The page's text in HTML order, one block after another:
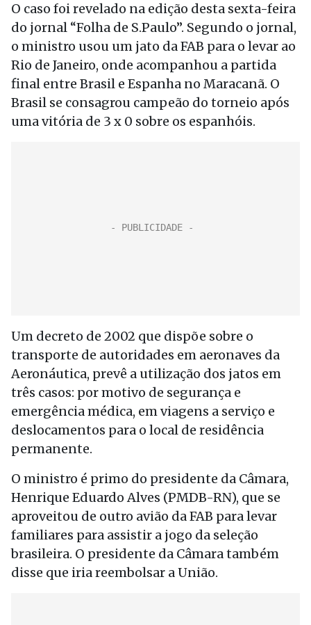
O caso foi revelado na edição desta sexta-feira
do jornal “Folha de S.Paulo”. Segundo o jornal,
o ministro usou um jato da FAB para o levar ao
Rio de Janeiro, onde acompanhou a partida
final entre Brasil e Espanha no Maracanã. O
Brasil se consagrou campeão do torneio após
uma vitória de 3 x 0 sobre os espanhóis.
Um decreto de 2002 que dispõe sobre o
transporte de autoridades em aeronaves da
Aeronáutica, prevê a utilização dos jatos em
três casos: por motivo de segurança e
emergência médica, em viagens a serviço e
deslocamentos para o local de residência
permanente.
O ministro é primo do presidente da Câmara,
Henrique Eduardo Alves (PMDB-RN), que se
aproveitou de outro avião da FAB para levar
familiares para assistir a jogo da seleção
brasileira. O presidente da Câmara também
disse que iria reembolsar a União.